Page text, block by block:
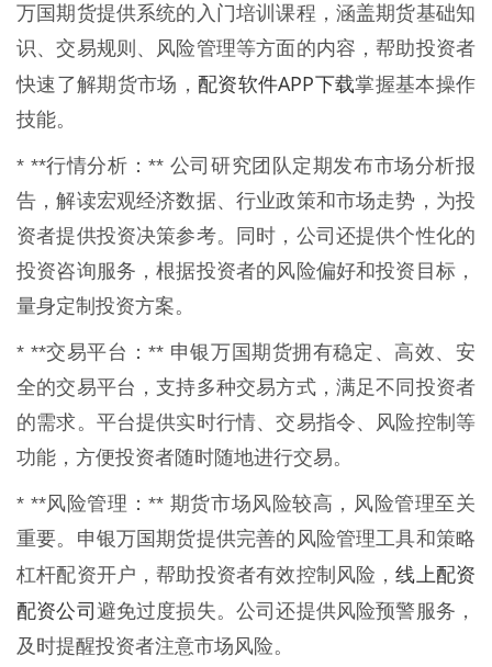
万国期货提供系统的入门培训课程，涵盖期货基础知
识、交易规则、风险管理等方面的内容，帮助投资者
快速了解期货市场， 配资软件APP下载掌握基本操作
技能。
* **行情分析：** 公司研究团队定期发布市场分析报
告，解读宏观经济数据、行业政策和市场走势，为投
资者提供投资决策参考。同时，公司还提供个性化的
投资咨询服务，根据投资者的风险偏好和投资目标，
量身定制投资方案。
* **交易平台：** 申银万国期货拥有稳定、高效、安
全的交易平台，支持多种交易方式，满足不同投资者
的需求。平台提供实时行情、交易指令、风险控制等
功能，方便投资者随时随地进行交易。
* **风险管理：** 期货市场风险较高，风险管理至关
重要。申银万国期货提供完善的风险管理工具和策略
杠杆配资开户，帮助投资者有效控制风险，线上配资
配资公司避免过度损失。公司还提供风险预警服务，
及时提醒投资者注意市场风险。